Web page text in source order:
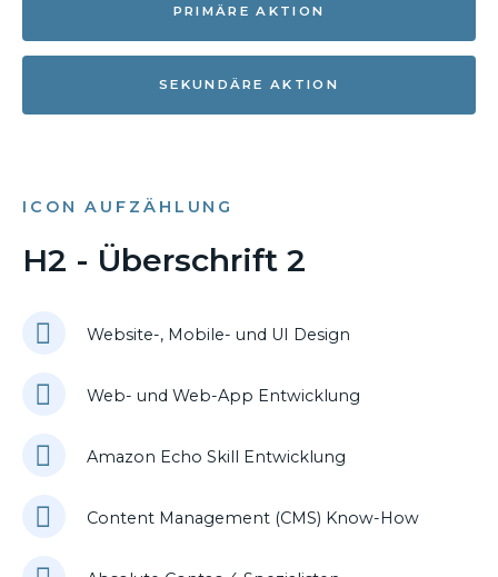
PRIMÄRE AKTION
SEKUNDÄRE AKTION
ICON AUFZÄHLUNG
H2 - Überschrift 2
Website-, Mobile- und UI Design
Web- und Web-App Entwicklung
Amazon Echo Skill Entwicklung
Content Management (CMS) Know-How